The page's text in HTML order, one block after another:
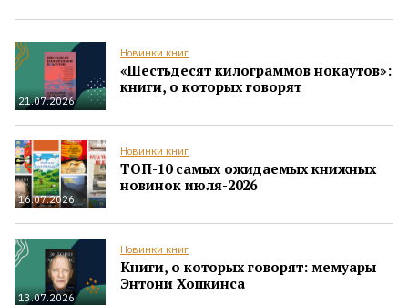
21.07.2026
Новинки книг
«Шестьдесят килограммов нокаутов»:
книги, о которых говорят
16.07.2026
Новинки книг
ТОП-10 самых ожидаемых книжных
новинок июля-2026
13.07.2026
Новинки книг
Книги, о которых говорят: мемуары
Энтони Хопкинса